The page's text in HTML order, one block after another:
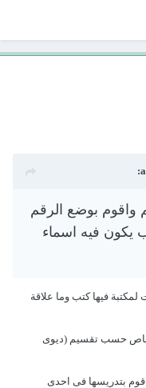
واقوم بوضع الرقم
يكون فيه اسماء
فيها كتب وما علاقة
حسب تقسيم (ديوى
بتدريسها فى احدى